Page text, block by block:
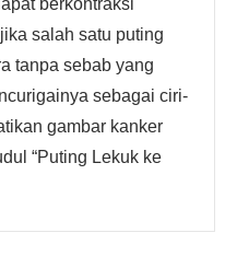
berkontraksi
salah satu puting
tanpa sebab yang
sebagai ciri-
gambar kanker
“Puting Lekuk ke